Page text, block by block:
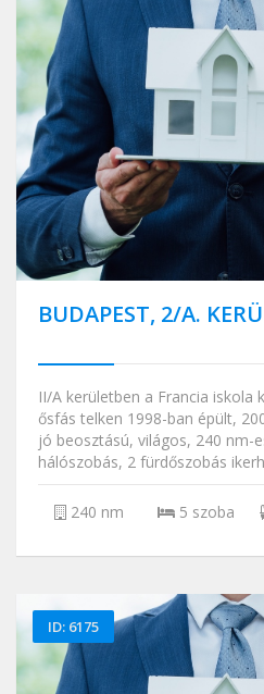
BUDAPEST, 2/A.
II/A kerületben a Francia iskola
ősfás telken 1998-ban épült,
jó beosztású, világos, 240 nm-
hálószobás, 2 fürdőszobás
240 nm 5 szoba
ID: 6175